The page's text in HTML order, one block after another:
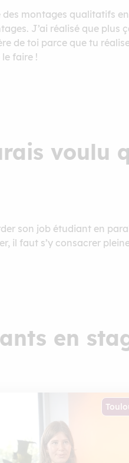
montages qualitatifs
J’ai réalisé que plus
de toi parce que tu
faire !
voulu
son job étudiant en
il faut s’y consacrer
en